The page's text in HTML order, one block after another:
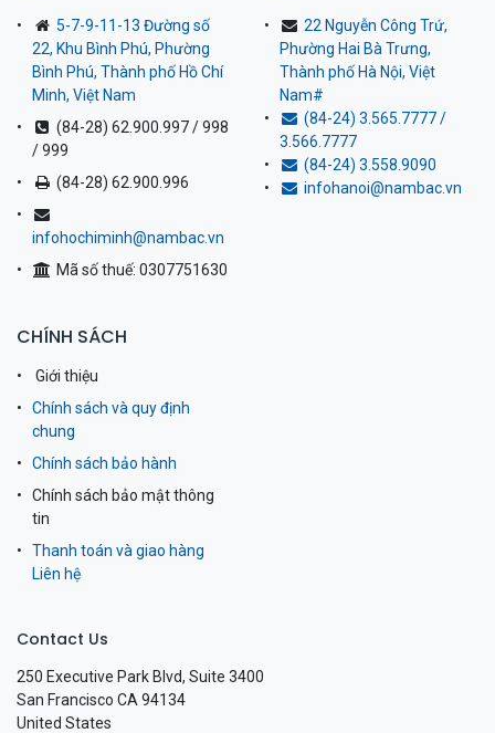
5-7-9-11-13 Đường số
22, Khu Bình Phú, Phường
Bình Phú, Thành phố Hồ Chí
Minh, Việt Nam
(84-28) 62.900.997 / 998
/ 999
(84-28) 62.900.996
infohochiminh@nambac.vn
Mã số thuế: 0307751630
22 Nguyễn Công Trứ,
Phường Hai Bà Trưng,
Thành phố Hà Nội, Việt
Nam#
(84-24) 3.565.7777 /
3.566.7777
(84-24) 3.558.9090
infohanoi@nambac.vn
CHÍNH SÁCH
Giới thiệu
Chính sách và quy định
chung
Chính sách bảo hành
Chính sách bảo mật thông
tin
Thanh toán và giao hàng
Liên hệ
Contact Us
250 Executive Park Blvd, Suite 3400
San Francisco CA 94134
United States